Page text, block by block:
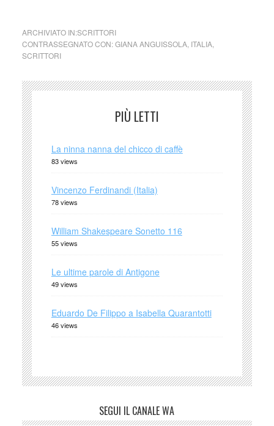
ARCHIVIATO IN:SCRITTORI
CONTRASSEGNATO CON:GIANA ANGUISSOLA, ITALIA,
SCRITTORI
PIÙ LETTI
La ninna nanna del chicco di caffè
83 views
Vincenzo Ferdinandi (Italia)
78 views
William Shakespeare Sonetto 116
55 views
Le ultime parole di Antigone
49 views
Eduardo De Filippo a Isabella Quarantotti
46 views
SEGUI IL CANALE WA